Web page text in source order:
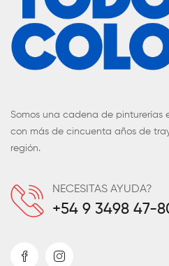
Somos una cadena de pinturerías
con más de cincuenta años de
región.
NECESITAS AYUDA?
+54 9 3498 47-